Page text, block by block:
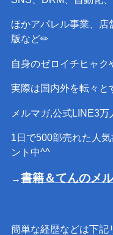
ほかアパレル事業、店
版など✏︎
自身のゼロイチヒャク
実際は国内外を転々
メルマガ,公式LINE3万
1日で500部売れた人
ント中^^
→書籍＆てんのメ
簡単な経歴などは下記